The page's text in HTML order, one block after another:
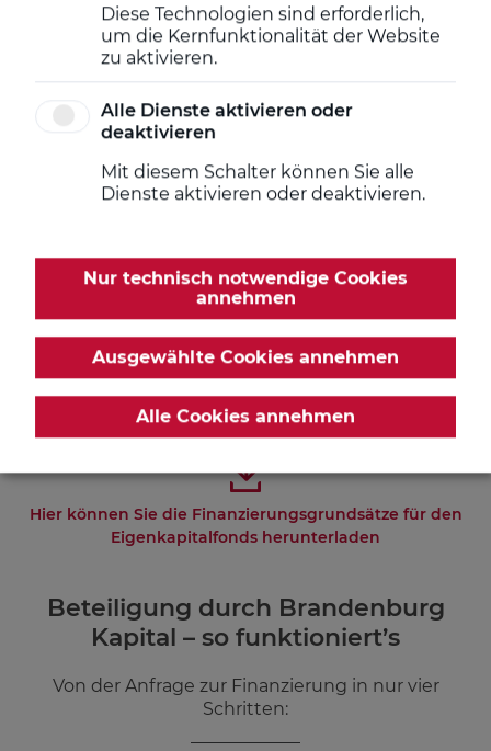
Sie planen die Markteinführung oder eine Erweiterung
Wettbewerbsfähigkeit und Erschließung neuer Märkte?
Ihr Unternehmen besteht regelmäßig seit mehr als zwei
Jahren und kann einen Jahresumsatz von mindestens
300.000 Euro ausweisen?
Der Unternehmenssitz oder Ihre Betriebsstätte
Land Brandenburg?
Wir finanzieren Ihre Investitionen in Sachanlagen und
Euro bis zu 3.000.000 Euro.
Hier können Sie die Finanzierungsgrundsätze für den
Eigenkapitalfonds herunterladen
Beteiligung durch Brandenburg
Kapital – so funktioniert’s
Von der Anfrage zur Finanzierung in nur vier
Schritten:
Diese Technologien sind erforderlich,
um die Kernfunktionalität der Website
zu aktivieren.
Alle Dienste aktivieren oder
deaktivieren
Mit diesem Schalter können Sie alle
Dienste aktivieren oder deaktivieren.
Nur technisch notwendige Cookies
annehmen
Ausgewählte Cookies annehmen
Alle Cookies annehmen